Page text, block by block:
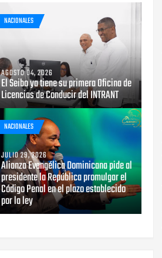
NACIONALES
AGOSTO 04, 2026
El Seibo ya tiene su primera Oficina de
Licencias de Conducir del INTRANT
NACIONALES
JULIO 29, 2026
Alianza Evangélica Dominicana pide al
presidente la República promulgar el
Código Penal en el plazo establecido
por la ley